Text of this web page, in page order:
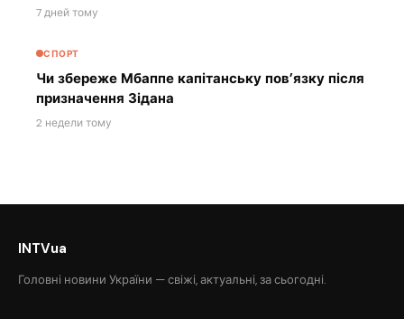
7 дней тому
СПОРТ
Чи збереже Мбаппе капітанську пов’язку після
призначення Зідана
2 недели тому
INTVua
Головні новини України — свіжі, актуальні, за сьогодні.